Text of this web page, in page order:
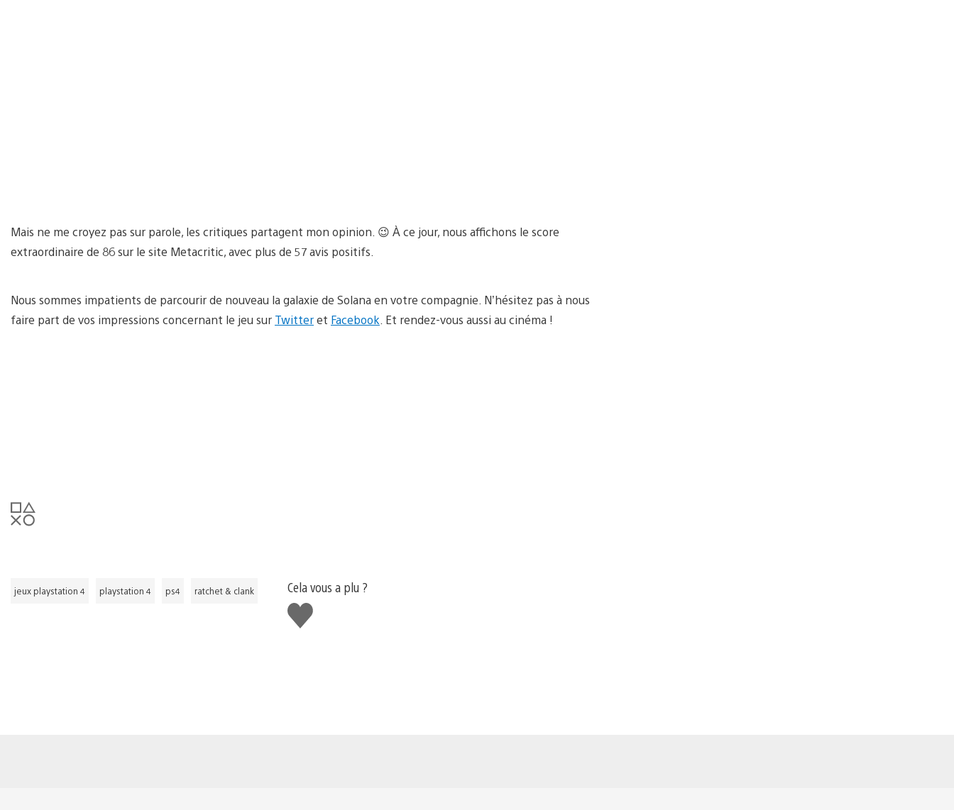
Mais ne me croyez pas sur parole, les critiques partagent mon opinion. 😉 À ce jour, nous affichons le score
extraordinaire de 86 sur le site Metacritic, avec plus de 57 avis positifs.
Nous sommes impatients de parcourir de nouveau la galaxie de Solana en votre compagnie. N’hésitez pas à nous
faire part de vos impressions concernant le jeu sur Twitteret Facebook . Et rendez-vous aussi au cinéma !
jeux playstation 4 playstation 4 ps4 ratchet & clank
Cela vous a plu ?
J'aime